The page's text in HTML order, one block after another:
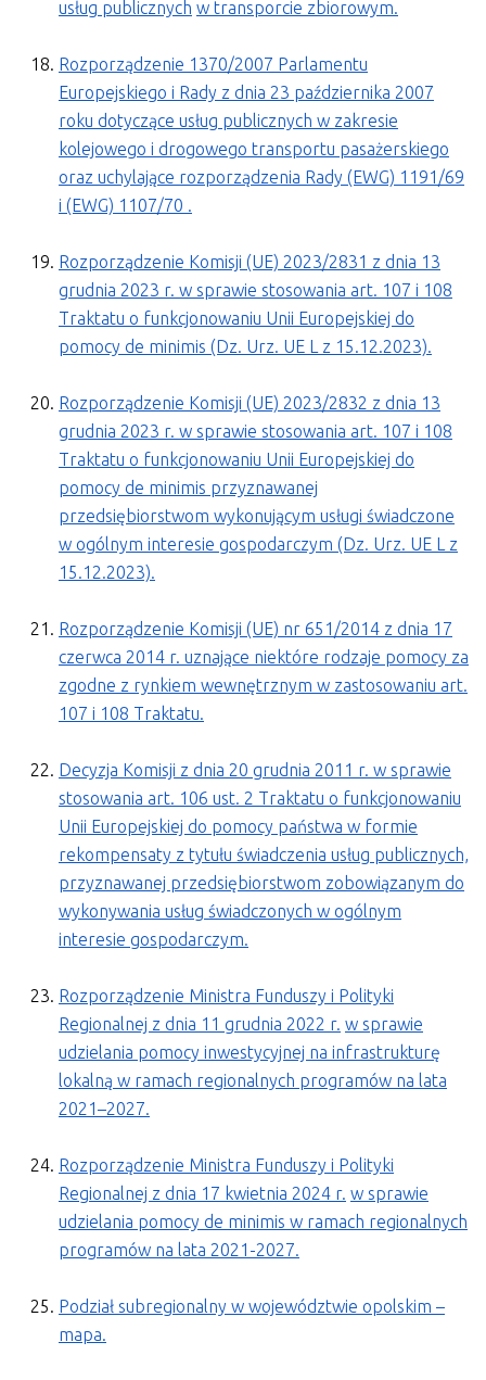
usług publicznych w transporcie zbiorowym.
Rozporządzenie 1370/2007 Parlamentu
Europejskiego i Rady z dnia 23 października 2007
roku dotyczące usług publicznych w zakresie
kolejowego i drogowego transportu pasażerskiego
oraz uchylające rozporządzenia Rady (EWG) 1191/69
i (EWG) 1107/70 .
Rozporządzenie Komisji (UE) 2023/2831 z dnia 13
grudnia 2023 r. w sprawie stosowania art. 107 i 108
Traktatu o funkcjonowaniu Unii Europejskiej do
pomocy de minimis (Dz. Urz. UE L z 15.12.2023).
Rozporządzenie Komisji (UE) 2023/2832 z dnia 13
grudnia 2023 r. w sprawie stosowania art. 107 i 108
Traktatu o funkcjonowaniu Unii Europejskiej do
pomocy de minimis przyznawanej
przedsiębiorstwom wykonującym usługi świadczone
w ogólnym interesie gospodarczym (Dz. Urz. UE L z
15.12.2023).
Rozporządzenie Komisji (UE) nr 651/2014 z dnia 17
czerwca 2014 r. uznające niektóre rodzaje pomocy za
zgodne z rynkiem wewnętrznym w zastosowaniu art.
107 i 108 Traktatu.
Decyzja Komisji z dnia 20 grudnia 2011 r. w sprawie
stosowania art. 106 ust. 2 Traktatu o funkcjonowaniu
Unii Europejskiej do pomocy państwa w formie
rekompensaty z tytułu świadczenia usług publicznych,
przyznawanej przedsiębiorstwom zobowiązanym do
wykonywania usług świadczonych w ogólnym
interesie gospodarczym.
Rozporządzenie Ministra Funduszy i Polityki
Regionalnej z dnia 11 grudnia 2022 r. w sprawie
udzielania pomocy inwestycyjnej na infrastrukturę
lokalną w ramach regionalnych programów na lata
2021–2027.
Rozporządzenie Ministra Funduszy i Polityki
Regionalnej z dnia 17 kwietnia 2024 r. w sprawie
udzielania pomocy de minimis w ramach regionalnych
programów na lata 2021-2027.
Podział subregionalny w województwie opolskim –
mapa.